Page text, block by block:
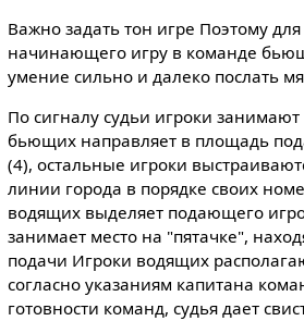
Важно задать тон игре Поэтому для
начинающего игру в команде
умение сильно и далеко послать
По сигналу судьи игроки
бьющих направляет в площадь
(4), остальные игроки
линии города в порядке своих
водящих выделяет подающего
занимает место на "пятачке",
подачи Игроки водящих
согласно указаниям капитана
готовности команд, судья дает